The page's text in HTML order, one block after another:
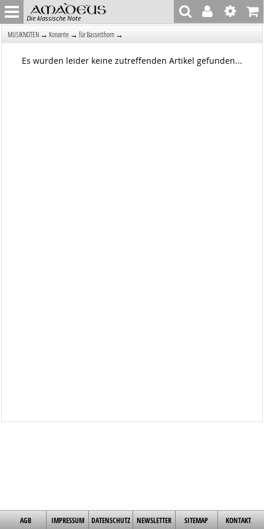
Die klassische Note
MUSIKNOTEN → Konzerte → für Bassetthorn →
Es wurden leider keine zutreffenden Artikel gefunden...
AGB IMPRESSUM DATENSCHUTZ NEWSLETTER SITEMAP KONTAKT